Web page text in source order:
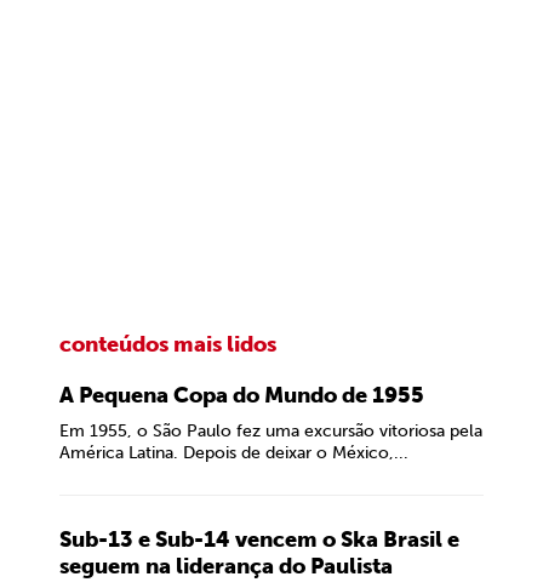
conteúdos mais lidos
A Pequena Copa do Mundo de 1955
Em 1955, o São Paulo fez uma excursão vitoriosa pela
América Latina. Depois de deixar o México,...
Sub-13 e Sub-14 vencem o Ska Brasil e
seguem na liderança do Paulista